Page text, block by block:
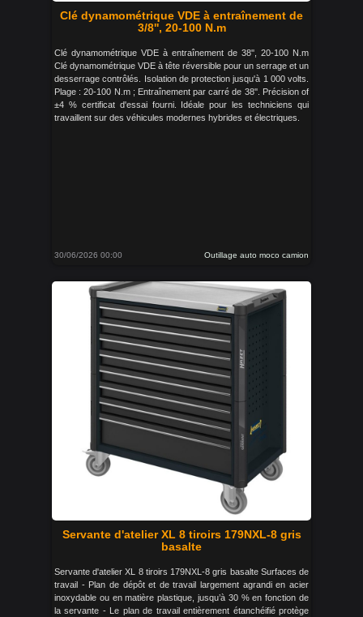
Clé dynamométrique VDE à entraînement de
3/8'', 20-100 N.m
Clé dynamométrique VDE à entraînement de 38'', 20-100 N.m
Clé dynamométrique VDE à tête réversible pour un serrage et un
desserrage contrôlés. Isolation de protection jusqu'à 1 000 volts.
Plage : 20-100 N.m ; Entraînement par carré de 38''. Précision of
±4 % certificat d'essai fourni. Idéale pour les techniciens qui
travaillent sur des véhicules modernes hybrides et électriques.
30/06/2026 00:00 Outillage auto moco camion
Servante d'atelier XL 8 tiroirs 179NXL-8 gris
basalte
Servante d'atelier XL 8 tiroirs 179NXL-8 gris basalte Surfaces de
travail - Plan de dépôt et de travail largement agrandi en acier
inoxydable ou en matière plastique, jusqu’à 30 % en fonction de
la servante - Le plan de travail entièrement étanchéifié protège